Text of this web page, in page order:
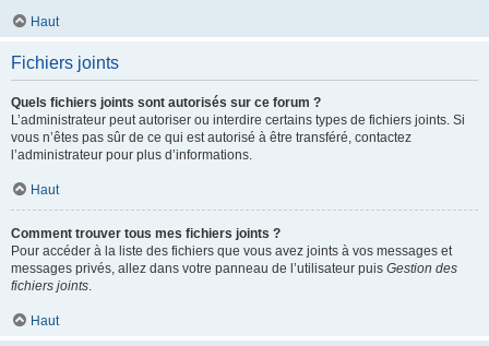
Haut
Fichiers joints
Quels fichiers joints sont autorisés sur ce forum ?
L’administrateur peut autoriser ou interdire certains types de fichiers joints. Si
vous n’êtes pas sûr de ce qui est autorisé à être transféré, contactez
l’administrateur pour plus d’informations.
Haut
Comment trouver tous mes fichiers joints ?
Pour accéder à la liste des fichiers que vous avez joints à vos messages et
messages privés, allez dans votre panneau de l’utilisateur puis Gestion des
fichiers joints.
Haut